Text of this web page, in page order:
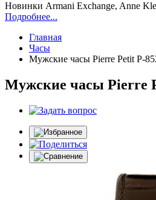
Новинки Armani Exchange, Anne
Подробнее...
Главная
Часы
Мужские часы Pierre Petit P-
Мужские часы Pierre